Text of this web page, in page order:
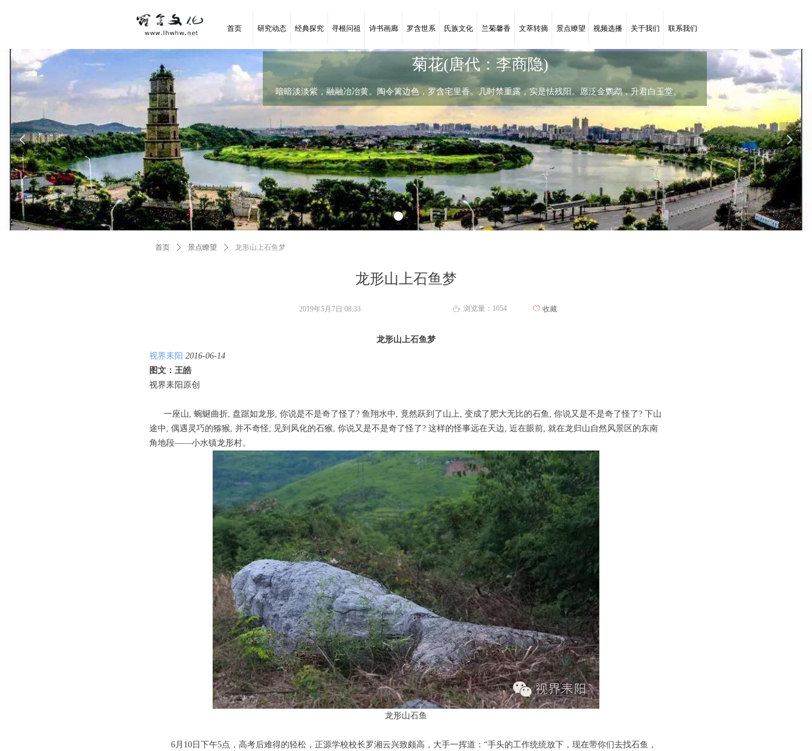
首页 研究动态 经典探究 寻根问祖 诗书画廊 罗含世系 氏族文化 兰菊馨香 文萃转摘 景点瞭望 视频选播 关于我们 联系我们
菊花(唐代：李商隐)
暗暗淡淡紫，融融冶冶黄。陶令篱边色，罗含宅里香。几时禁重露，实是怯残阳。愿泛金鹦鹉，升君白玉堂。
넳 넲
菊花(唐代：李商隐)
暗暗淡淡紫，融融冶冶黄。陶令篱边色，罗含宅里香。几时禁重露，实是怯残阳。愿泛金鹦鹉，升
陶令篱边色，罗含宅里香。
龙形山上石鱼梦
首页 ꄲ 景点瞭望 ꄲ 龙形山上石鱼梦
龙形山上石鱼梦
视界耒阳 2016-06-14
图文：王皓
视界耒阳原创
一座山, 蜿蜒曲折, 盘踞如龙形, 你说是不是奇了怪了? 鱼翔水中, 竟然跃到了山上, 变成了肥大无比的石鱼, 你说又是不是奇了怪了? 下山
途中, 偶遇灵巧的猕猴, 并不奇怪; 见到风化的石猴, 你说又是不是奇了怪了? 这样的怪事远在天边, 近在眼前, 就在龙归山自然风景区的东南
角地段——小水镇龙形村。
龙形山石鱼
6月10日下午5点，高考后难得的轻松，正源学校校长罗湘云兴致颇高，大手一挥道：“手头的工作统统放下，现在带你们去找石鱼，
2019年5月7日 08:33 ꄘ 浏览量： 1054 ꄀ 收藏